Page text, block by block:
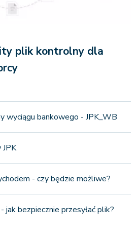
plik kontrolny dla
wyciągu bankowego - JPK_WB
- czy będzie możliwe?
jak bezpiecznie przesyłać plik?